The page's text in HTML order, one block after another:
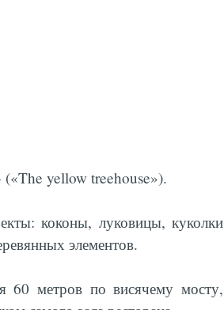
(«The yellow treehouse»).
коконы, луковицы, куколки
элементов.
60 метров по висячему мосту,